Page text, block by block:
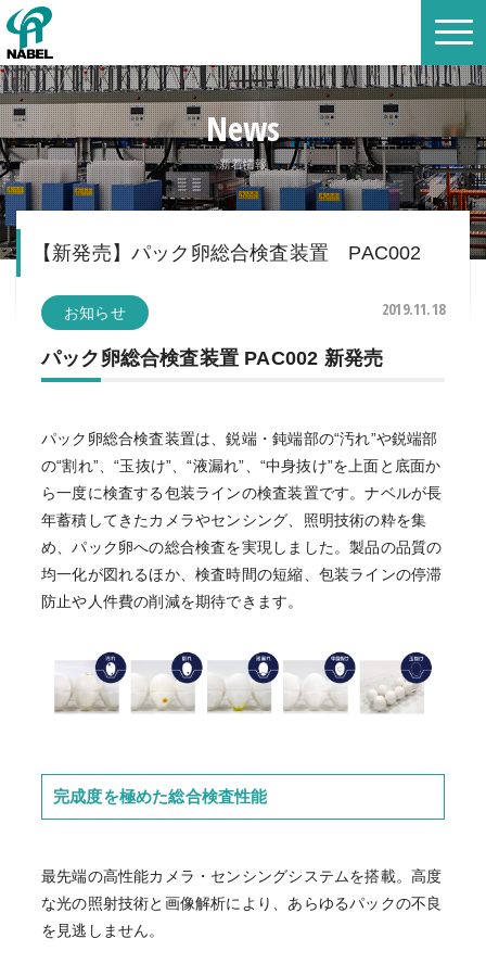
News
新着情報
【新発売】パック卵総合検査装置 PAC002
お知らせ 2019.11.18
パック卵総合検査装置 PAC002 新発売
パック卵総合検査装置は、鋭端・鈍端部の“汚れ”や鋭端部
の“割れ”、“玉抜け”、“液漏れ”、“中身抜け”を上面と底面か
ら一度に検査する包装ラインの検査装置です。ナベルが長
年蓄積してきたカメラやセンシング、照明技術の粋を集
め、パック卵への総合検査を実現しました。製品の品質の
均一化が図れるほか、検査時間の短縮、包装ラインの停滞
防止や人件費の削減を期待できます。
完成度を極めた総合検査性能
最先端の高性能カメラ・センシングシステムを搭載。高度
な光の照射技術と画像解析により、あらゆるパックの不良
を見逃しません。